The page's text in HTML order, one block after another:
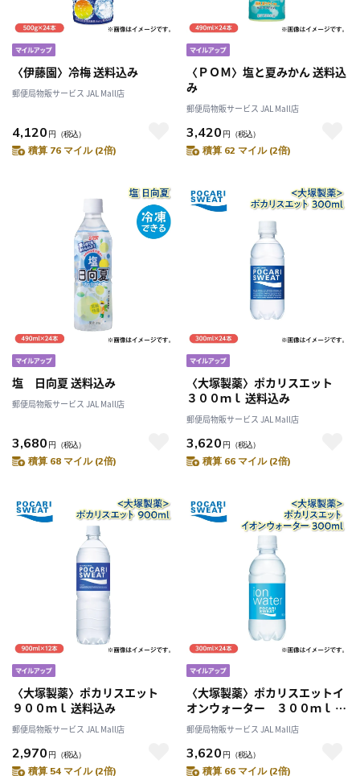
〈伊藤園〉冷梅 送料込み
郵便局物販サービス JAL Mall店
4,120 円 （税込）
積算 76 マイル (2倍)
〈ＰＯＭ〉塩と夏みかん 送料込
み
郵便局物販サービス JAL Mall店
3,420 円 （税込）
積算 62 マイル (2倍)
塩 日向夏 送料込み
郵便局物販サービス JAL Mall店
3,680 円 （税込）
積算 68 マイル (2倍)
〈大塚製薬〉ポカリスエット
３００ｍｌ 送料込み
郵便局物販サービス JAL Mall店
3,620 円 （税込）
積算 66 マイル (2倍)
〈大塚製薬〉ポカリスエット
９００ｍｌ 送料込み
郵便局物販サービス JAL Mall店
2,970 円 （税込）
積算 54 マイル (2倍)
〈大塚製薬〉ポカリスエットイ
オンウォーター ３００ｍｌ 送
料込み
郵便局物販サービス JAL Mall店
3,620 円 （税込）
積算 66 マイル (2倍)